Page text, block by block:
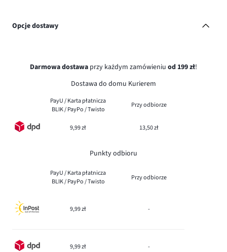
Opcje dostawy
Darmowa dostawa przy każdym zamówieniu od 199 zł!
Dostawa do domu Kurierem
PayU / Karta płatnicza
BLIK / PayPo / Twisto
Przy odbiorze
9,99 zł 13,50 zł
Punkty odbioru
PayU / Karta płatnicza
BLIK / PayPo / Twisto
Przy odbiorze
9,99 zł -
9,99 zł -